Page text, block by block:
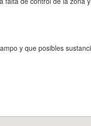
y que posibles